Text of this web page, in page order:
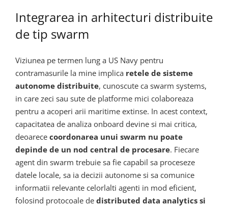
Integrarea in arhitecturi distribuite
de tip swarm
Viziunea pe termen lung a US Navy pentru
contramasurile la mine implica retele de sisteme
autonome distribuite, cunoscute ca swarm systems,
in care zeci sau sute de platforme mici colaboreaza
pentru a acoperi arii maritime extinse. In acest context,
capacitatea de analiza onboard devine si mai critica,
deoarece coordonarea unui swarm nu poate
depinde de un nod central de procesare. Fiecare
agent din swarm trebuie sa fie capabil sa proceseze
datele locale, sa ia decizii autonome si sa comunice
informatii relevante celorlalti agenti in mod eficient,
folosind protocoale de distributed data analytics si